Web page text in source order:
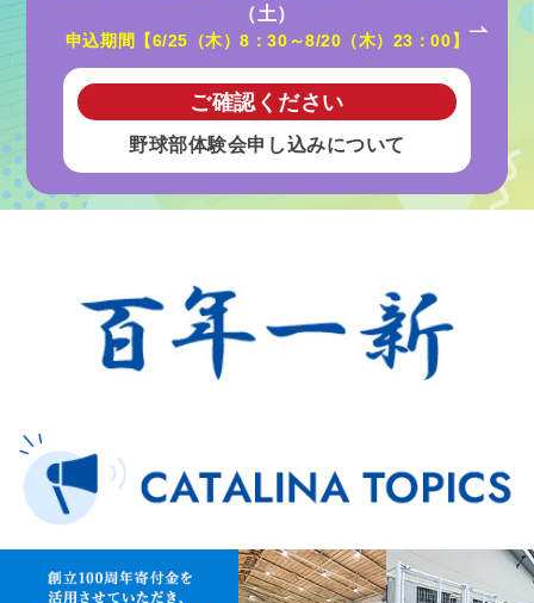
（土）
申込期間【6/25（木）8：30～8/20（木）23：00】
ご確認ください
野球部体験会申し込みについて